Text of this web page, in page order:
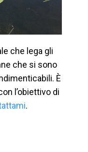
che lega gli
che si sono
È
l’obiettivo di
.